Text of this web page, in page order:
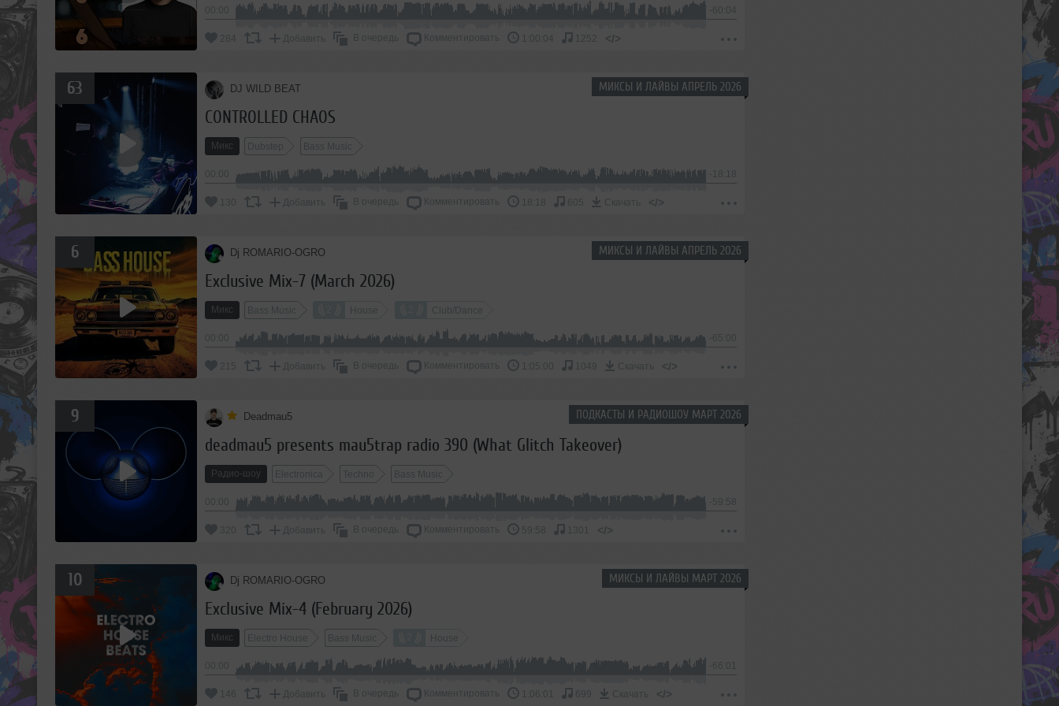
00:00 -60:04
284 Добавить В очередь Комментировать 1:00:04 1252 </>
МИКСЫ И ЛАЙВЫ АПРЕЛЬ 2026
63 DJ WILD BEAT
CONTROLLED CHAOS
Микс Dubstep Bass Music
00:00 -18:18
130 Добавить В очередь Комментировать 18:18 605 Скачать </>
МИКСЫ И ЛАЙВЫ АПРЕЛЬ 2026
6 Dj ROMARIO-OGRO
Exclusive Mix-7 (March 2026)
Микс Bass Music House Club/Dance
00:00 -65:00
215 Добавить В очередь Комментировать 1:05:00 1049 Скачать </>
ПОДКАСТЫ И РАДИОШОУ МАРТ 2026
9 Deadmau5
deadmau5 presents mau5trap radio 390 (What Glitch Takeover)
Радио-шоу Electronica Techno Bass Music
00:00 -59:58
320 Добавить В очередь Комментировать 59:58 1301 </>
МИКСЫ И ЛАЙВЫ МАРТ 2026
10 Dj ROMARIO-OGRO
Exclusive Mix-4 (February 2026)
Микс Electro House Bass Music House
00:00 -66:01
146 Добавить В очередь Комментировать 1:06:01 699 Скачать </>